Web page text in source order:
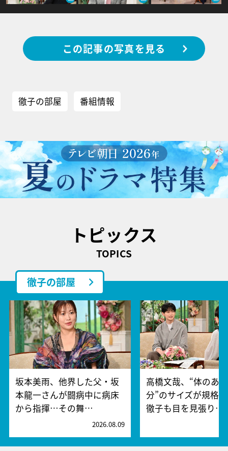
この記事の写真を見る
徹子の部屋 番組情報
トピックス
TOPICS
徹子の部屋
坂本美雨、他界した父・坂
本龍一さんが闘病中に病床
から指揮…その舞…
2026.08.09
高橋文哉、“体のあ
分”のサイズが規格
徹子も目を見張り…